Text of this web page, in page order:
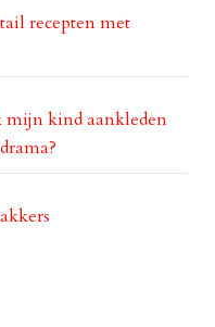
recepten met
mijn kind aankleden